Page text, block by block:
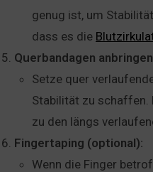
genug ist, um
dass es die
Querbandagen
Setze quer
Stabilität zu schaffen.
zu den längs
Fingertaping (optional):
Wenn die Finger